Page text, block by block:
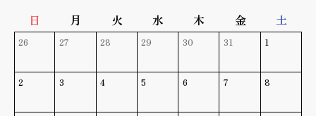
日 月 火 水 木 金 土
26 27 28 29 30 31 1
2 3 4 5 6 7 8